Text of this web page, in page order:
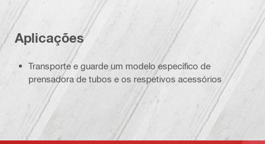
Aplicações
Transporte e guarde um modelo específico de
prensadora de tubos e os respetivos acessórios